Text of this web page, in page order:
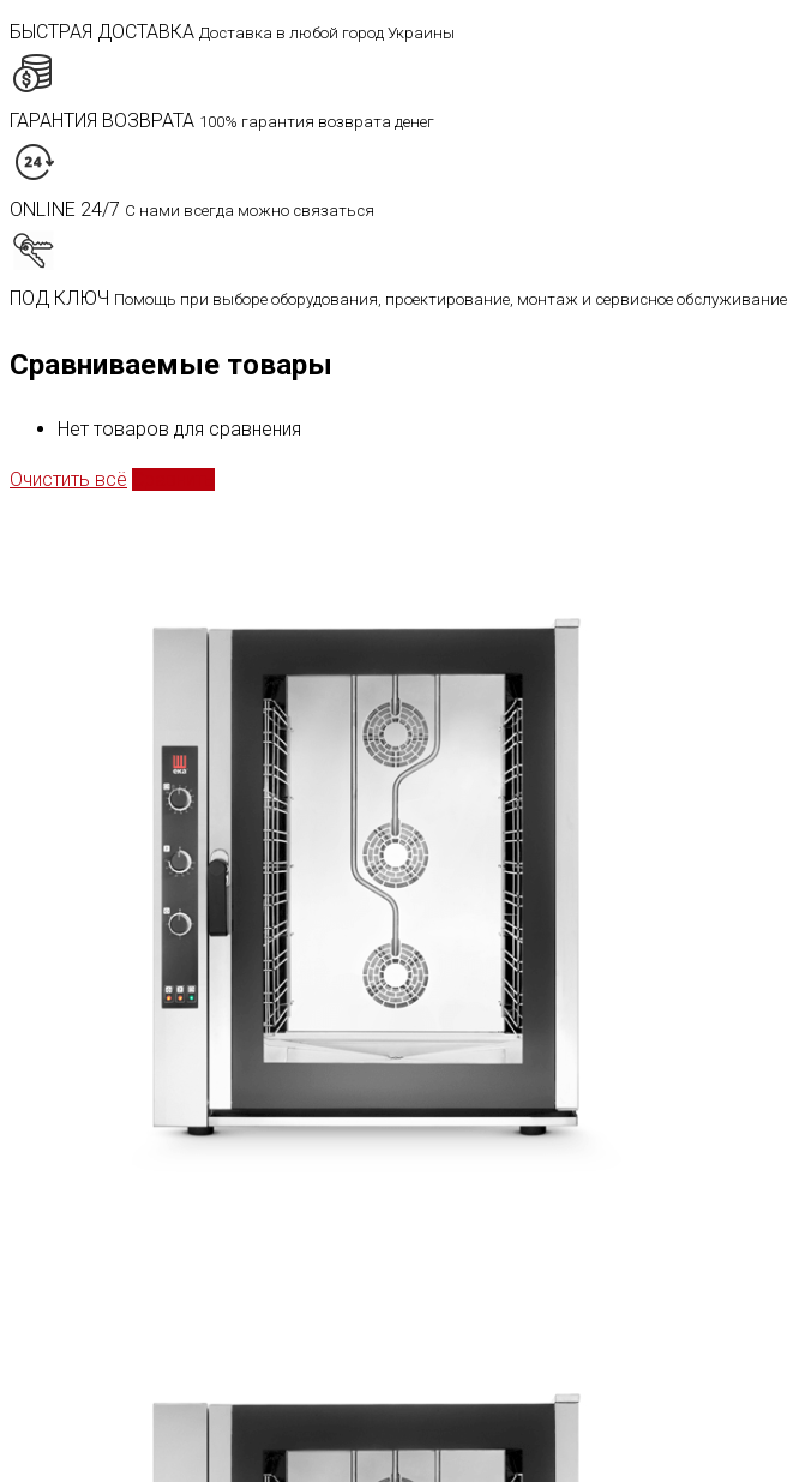
БЫСТРАЯ ДОСТАВКА Доставка в любой город Украины
ГАРАНТИЯ ВОЗВРАТА 100% гарантия возврата денег
ONLINE 24/7 С нами всегда можно связаться
ПОД КЛЮЧ Помощь при выборе оборудования, проектирование, монтаж и сервисное обслуживание
Сравниваемые товары
Нет товаров для сравнения
Очистить всё